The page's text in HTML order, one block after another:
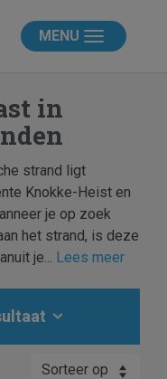
MENU
in
strand ligt
Knokke-Heist en
je op zoek
het strand, is deze
je... Lees meer
Sorteer op